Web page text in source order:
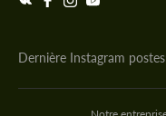
Dernière Instagram